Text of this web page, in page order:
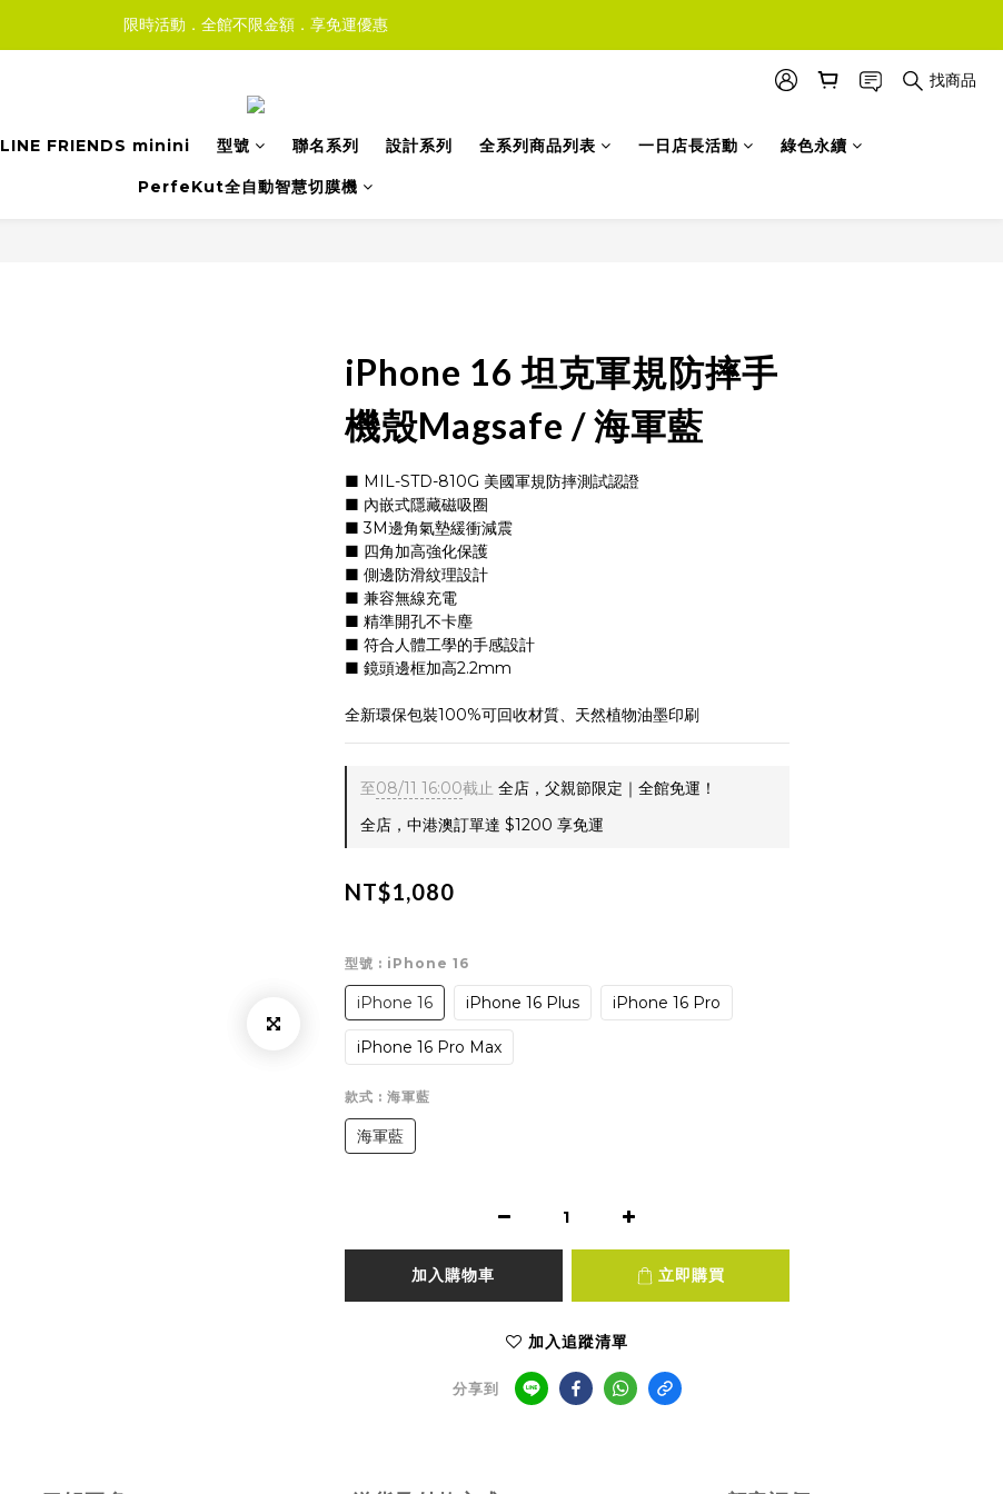
限時活動．全館不限金額．享免運優惠
找商品
LINE FRIENDS minini 型號 聯名系列 設計系列 全系列商品列表 一日店長活動 綠色永續
PerfeKut全自動智慧切膜機
iPhone 16 坦克軍規防摔手
機殼Magsafe / 海軍藍
■ MIL-STD-810G 美國軍規防摔測試認證
■ 內嵌式隱藏磁吸圈
■ 3M邊角氣墊緩衝減震
■ 四角加高強化保護
■ 側邊防滑紋理設計
■ 兼容無線充電
■ 精準開孔不卡塵
■ 符合人體工學的手感設計
■ 鏡頭邊框加高2.2mm
全新環保包裝100%可回收材質、天然植物油墨印刷
至08/11 16:00截止 全店，父親節限定｜全館免運！
全店，中港澳訂單達 $1200 享免運
NT$1,080
型號 : iPhone 16
iPhone 16 iPhone 16 Plus iPhone 16 Pro
iPhone 16 Pro Max
款式 : 海軍藍
海軍藍
加入購物車 立即購買
加入追蹤清單
分享到